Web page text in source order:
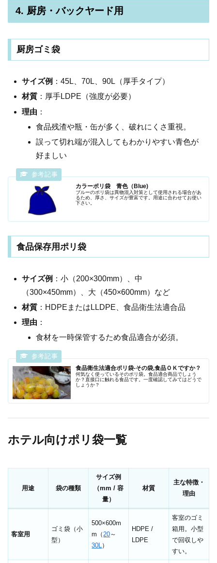
4. 厨房・バックヤード用
厨房ゴミ袋
サイズ例 ：45L、70L、90L（厚手タイプ）
材質 ：厚手LDPE（強度が必要）
理由 ：
食品残渣や瓶・缶が多く、破れにくさ重視。
誤って切れ端が混入してもわかりやすい青色が
好ましい
カラーポリ袋 青色（Blue)
ブルーのポリ袋は異物混入対策として使用される場合があ
るため、厚さ、サイズが豊富です。用途に合わせてお使い
下さい。
食品保存用ポリ袋
サイズ例 ：小（200×300mm）、中
（300×450mm）、大（450×600mm）など
材質 ：HDPEまたはLLDPE、食品衛生法適合品
理由 ：
食材を一時保管するため食品適合が必須。
食品衛生法適合ポリ袋-その袋,食品ＯＫですか？
何気なく使っているそのポリ袋。食品適合商品でしょう
か？直接口に触れる食品です。一度確認してみてはどうで
しょうか？
ホテル向けポリ袋一覧
用途 袋の種類
サイズ例
（mm / 容
量）
材質
主な特徴・
理由
客室用
ゴミ袋（小
型）
500×600m
m（20～
30L）
HDPE /
LDPE
客室のゴミ
箱用。小型
で回収しや
すい。